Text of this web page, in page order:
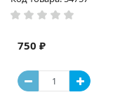
750 ₽